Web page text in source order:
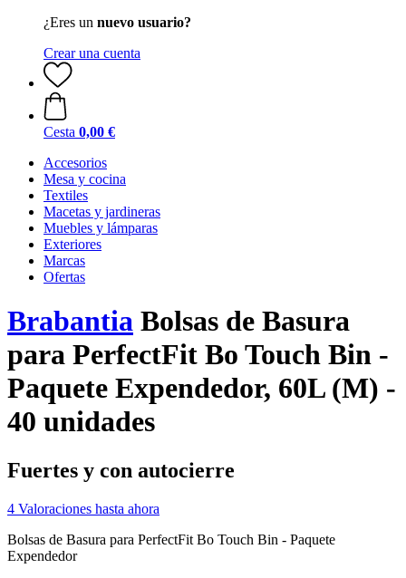
¿Eres un nuevo usuario?
Crear una cuenta
Cesta 0,00 €
Accesorios
Mesa y cocina
Textiles
Macetas y jardineras
Muebles y lámparas
Exteriores
Marcas
Ofertas
Brabantia Bolsas de Basura
para PerfectFit Bo Touch Bin -
Paquete Expendedor, 60L (M) -
40 unidades
Fuertes y con autocierre
4 Valoraciones hasta ahora
Bolsas de Basura para PerfectFit Bo Touch Bin - Paquete
Expendedor